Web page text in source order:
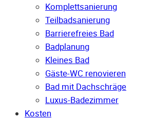
Komplettsanierung
Teilbadsanierung
Barrierefreies Bad
Badplanung
Kleines Bad
Gäste-WC renovieren
Bad mit Dachschräge
Luxus-Badezimmer
Kosten